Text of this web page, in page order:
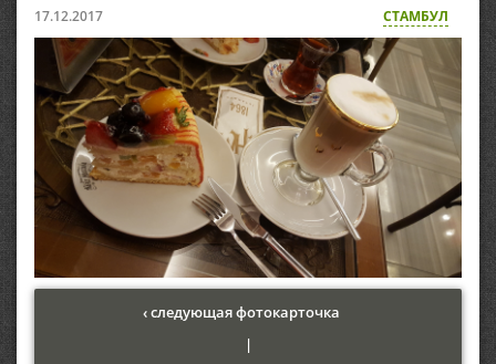
17.12.2017 СТАМБУЛ
‹ следующая фотокарточка
|